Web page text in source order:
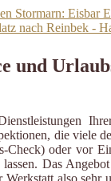
Stormarn: Eisbar
nach Reinbek -
und
die viele
Check) oder vor
Das